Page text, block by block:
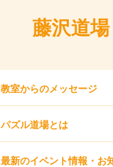
藤沢道場
教室からのメッセージ
パズル道場とは
最新のイベント情報・お